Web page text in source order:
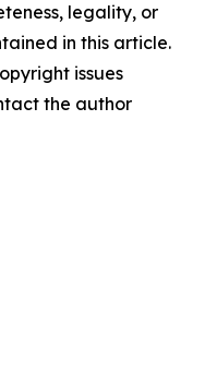
legality, or
in this article.
issues
the author